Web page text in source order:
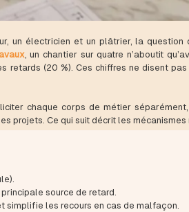
un électricien et un plâtrier, la
, un chantier sur quatre n’aboutit
(20 %). Ces chiffres ne disent
chaque corps de métier
projets. Ce qui suit décrit les
source de retard.
simplifie les recours en cas de malfaçon.